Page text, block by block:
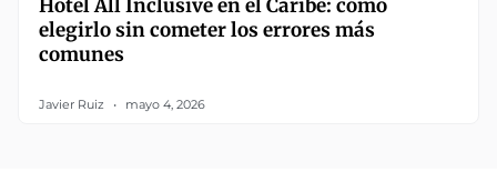
Hotel All Inclusive en el Caribe: cómo
elegirlo sin cometer los errores más
comunes
Javier Ruiz mayo 4, 2026